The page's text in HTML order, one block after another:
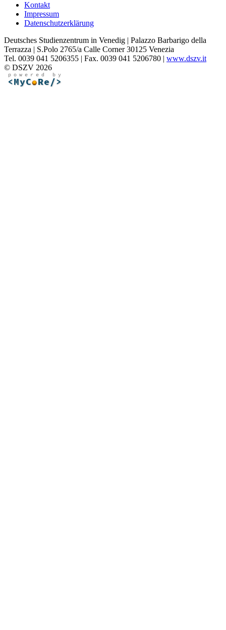
Kontakt
Impressum
Datenschutzerklärung
Deutsches Studienzentrum in Venedig | Palazzo Barbarigo della
Terrazza | S.Polo 2765/a Calle Corner 30125 Venezia
Tel. 0039 041 5206355 | Fax. 0039 041 5206780 | www.dszv.it
© DSZV 2026